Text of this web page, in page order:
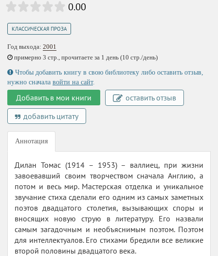
0.00
КЛАССИЧЕСКАЯ ПРОЗА
Год выхода: 2001
примерно 3 стр., прочитаете за 1 день (10 стр./день)
Чтобы добавить книгу в свою библиотеку либо оставить отзыв,
нужно сначала войти на сайт.
Добавить в мои книги
оставить отзыв
добавить цитату
Аннотация
Дилан Томас (1914 – 1953) – валлиец, при жизни
завоевавший своим творчеством сначала Англию, а
потом и весь мир. Мастерская отделка и уникальное
звучание стиха сделали его одним из самых заметных
поэтов двадцатого столетия, вызывающих споры и
вносящих новую струю в литературу. Его назвали
самым загадочным и необъяснимым поэтом. Поэтом
для интеллектуалов. Его стихами бредили все великие
второй половины двадцатого века.